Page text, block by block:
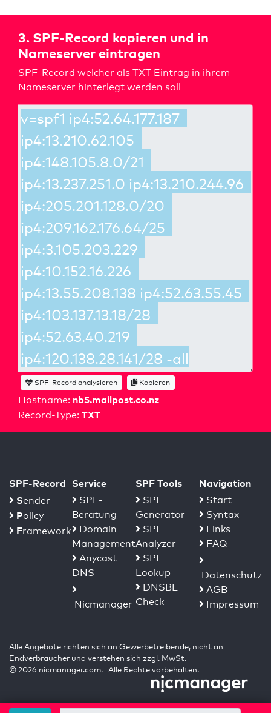
3. SPF-Record kopieren und in
Nameserver eintragen
SPF-Record welcher als TXT Eintrag in ihrem
Nameserver hinterlegt werden soll
Hostname: nb5.mailpost.co.nz
Record-Type: TXT
SPF-Record analysieren Kopieren
SPF-Record
Sender
Policy
Framework
Service
SPF-
Beratung
Domain
Management
Anycast
DNS
Nicmanager
SPF Tools
SPF
Generator
SPF
Analyzer
SPF
Lookup
DNSBL
Check
Navigation
Start
Syntax
Links
FAQ
Datenschutz
AGB
Impressum
Alle Angebote richten sich an Gewerbetreibende, nicht an
Endverbraucher und verstehen sich zzgl. MwSt.
© 2026 nicmanager.com. Alle Rechte vorbehalten.